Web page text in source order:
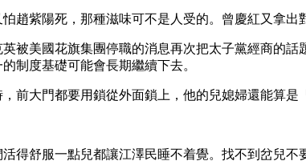
趙紫陽死，那種滋味可不是人受的。曾慶紅又拿
被美國花旗集團停職的消息再次把太子黨經商的
制度基礎可能會長期繼續下去。
前大門都要用鎖從外面鎖上，他的兒媳婦還能算
得舒服一點兒都讓江澤民睡不着覺。找不到岔兒